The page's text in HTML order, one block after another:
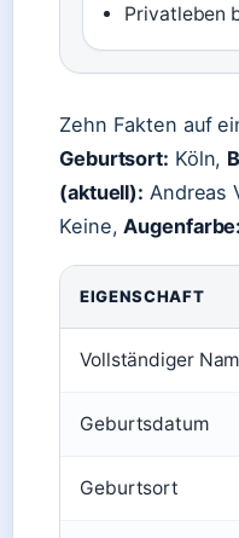
Privatleben
Zehn Fakten auf
Geburtsort: Köln,
(aktuell): Andreas
Keine,Augenfarbe:
EIGENSCHAFT
Vollständiger
Geburtsdatum
Geburtsort